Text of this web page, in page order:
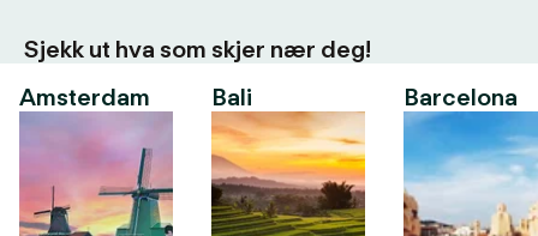
Sjekk ut hva som skjer nær deg!
Amsterdam
Bali Barcelona